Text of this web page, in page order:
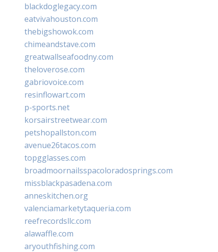
blackdoglegacy.com
eatvivahouston.com
thebigshowok.com
chimeandstave.com
greatwallseafoodny.com
theloverose.com
gabriovoice.com
resinflowart.com
p-sports.net
korsairstreetwear.com
petshopallston.com
avenue26tacos.com
topgglasses.com
broadmoornailsspacoloradosprings.com
missblackpasadena.com
anneskitchen.org
valenciamarketytaqueria.com
reefrecordsllc.com
alawaffle.com
aryouthfishing.com